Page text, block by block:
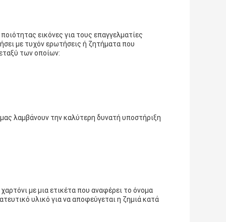
εικόνες για τους επαγγελματίες
με τυχόν ερωτήσεις ή ζητήματα που
των οποίων:
λαμβάνουν την καλύτερη δυνατή υποστήριξη
με μια ετικέτα που αναφέρει το όνομα
υλικό για να αποφεύγεται η ζημιά κατά